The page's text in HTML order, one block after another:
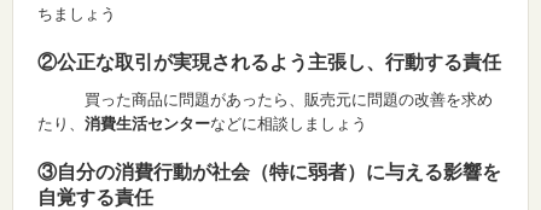
ちましょう
②公正な取引が実現されるよう主張し、行動する責任
買った商品に問題があったら、販売元に問題の改善を求め
たり、 消費生活センターなどに相談しましょう
③自分の消費行動が社会（特に弱者）に与える影響を
自覚する責任